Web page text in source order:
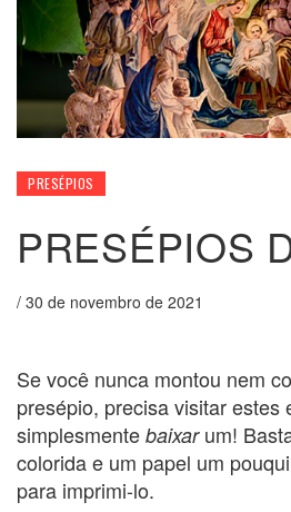
PRESÉPIOS
PRESÉPIOS
/ 30 de novembro de 2021
Se você nunca montou nem
presépio, precisa visitar estes
simplesmente baixarum!
colorida e um papel um
para imprimi-lo.